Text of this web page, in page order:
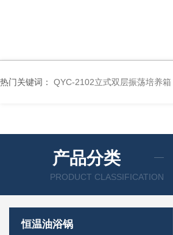
热门关键词： QYC-2102立式双层振荡培养箱
产品分类
PRODUCT CLASSIFICATION
恒温油浴锅